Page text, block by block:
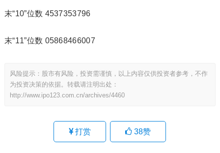
末“10”位数 4537353796
末“11”位数 05868466007
风险提示：股市有风险，投资需谨慎，以上内容仅供投资者参考，不作
为投资决策的依据。转载请注明出处：
http://www.ipo123.com.cn/archives/4460
打赏 38赞